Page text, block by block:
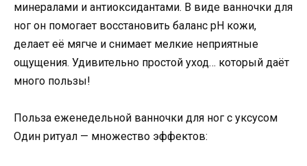
минералами и антиоксидантами. В виде ванночки для
ног он помогает восстановить баланс pH кожи,
делает её мягче и снимает мелкие неприятные
ощущения. Удивительно простой уход… который даёт
много пользы!
Польза еженедельной ванночки для ног с уксусом
Один ритуал — множество эффектов: